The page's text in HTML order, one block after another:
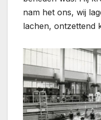
nam het ons, wij
lachen, ontzettend